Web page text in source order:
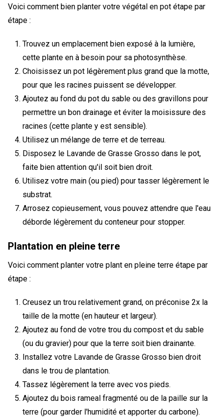
Voici comment bien planter votre végétal en pot étape par
étape :
Trouvez un emplacement bien exposé à la lumière,
cette plante en à besoin pour sa photosynthèse.
Choisissez un pot légèrement plus grand que la motte,
pour que les racines puissent se développer.
Ajoutez au fond du pot du sable ou des gravillons pour
permettre un bon drainage et éviter la moisissure des
racines (cette plante y est sensible).
Utilisez un mélange de terre et de terreau.
Disposez le Lavande de Grasse Grosso dans le pot,
faite bien attention qu'il soit bien droit.
Utilisez votre main (ou pied) pour tasser légèrement le
substrat.
Arrosez copieusement, vous pouvez attendre que l'eau
déborde légèrement du conteneur pour stopper.
Plantation en pleine terre
Voici comment planter votre plant en pleine terre étape par
étape :
Creusez un trou relativement grand, on préconise 2x la
taille de la motte (en hauteur et largeur).
Ajoutez au fond de votre trou du compost et du sable
(ou du gravier) pour que la terre soit bien drainante.
Installez votre Lavande de Grasse Grosso bien droit
dans le trou de plantation.
Tassez légèrement la terre avec vos pieds.
Ajoutez du bois rameal fragmenté ou de la paille sur la
terre (pour garder l'humidité et apporter du carbone).